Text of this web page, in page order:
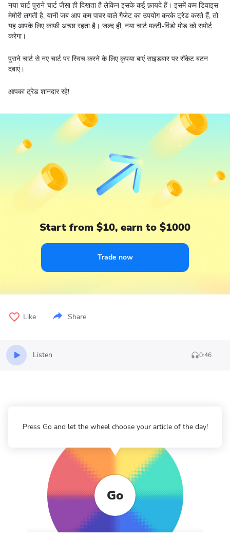
नया चार्ट पुराने चार्ट जैसा ही दिखता है लेकिन इसके कई फ़ायदे हैं। इसमें कम डिवाइस
मेमोरी लगती है, यानी जब आप कम पावर वाले गैजेट का उपयोग करके ट्रेड करते हैं, तो
यह आपके लिए काफ़ी अच्छा रहता है। जल्द ही, नया चार्ट मल्टी-विंडो मोड को सपोर्ट
करेगा।
पुराने चार्ट से नए चार्ट पर स्विच करने के लिए कृपया बाएं साइडबार पर रॉकेट बटन
दबाएं।
आपका ट्रेड शानदार रहे!
Start from $10, earn to $1000
Trade now
Like Share
Listen 0:46
Go
Press Go and let the wheel choose your article of the day!